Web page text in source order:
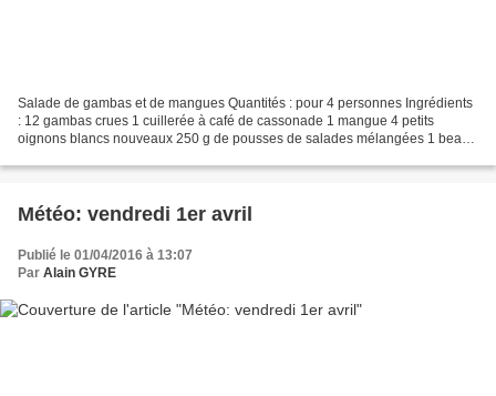
Salade de gambas et de mangues Quantités : pour 4 personnes Ingrédients
: 12 gambas crues 1 cuillerée à café de cassonade 1 mangue 4 petits
oignons blancs nouveaux 250 g de pousses de salades mélangées 1 beau
Météo: vendredi 1er avril
Publié le 01/04/2016 à 13:07
Par Alain GYRE